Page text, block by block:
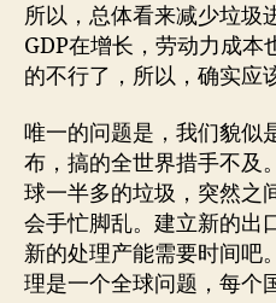
所以，总体看来减少垃圾
GDP在增长，劳动力成
的不行了，所以，确实应
唯一的问题是，我们貌似
布，搞的全世界措手不及
球一半多的垃圾，突然之
会手忙脚乱。建立新的出
新的处理产能需要时间吧
理是一个全球问题，每个